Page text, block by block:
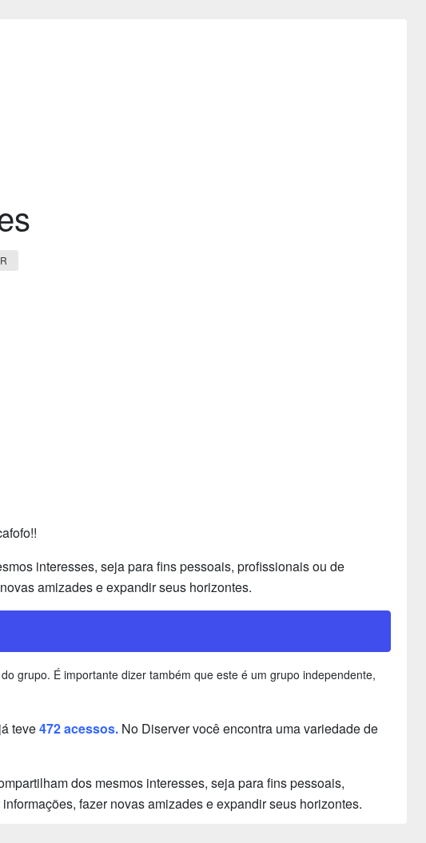
interesses, seja para fins pessoais, profissionais ou de
amizades e expandir seus horizontes.
grupo. É importante dizer também que este é um grupo independente,
teve472 acessos. No Diserver você encontra uma variedade de
dos mesmos interesses, seja para fins pessoais,
fazer novas amizades e expandir seus horizontes.